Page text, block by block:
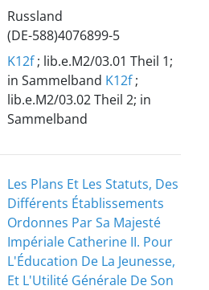
Russland
(DE-588)4076899-5
K12f; lib.e.M2/03.01 Theil 1;
in Sammelband K12f;
lib.e.M2/03.02 Theil 2; in
Sammelband
Les Plans Et Les Statuts, Des
Différents Établissements
Ordonnes Par Sa Majesté
Impériale Catherine II. Pour
L'Éducation De La Jeunesse,
Et L'Utilité Générale De Son